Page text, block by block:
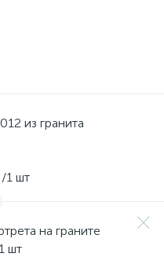
из гранита
/1 шт
на граните
шт